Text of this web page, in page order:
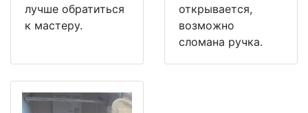
лучше обратиться
к мастеру.
открывается,
возможно
сломана ручка.